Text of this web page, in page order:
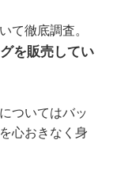
て徹底調査。
を販売してい
ついてはバッ
心おきなく身